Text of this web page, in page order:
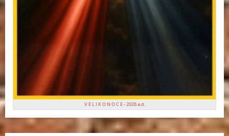
V E L I K O N O C E - 2026 a.d.